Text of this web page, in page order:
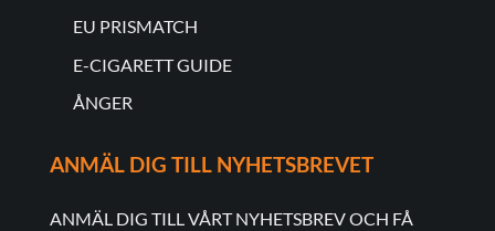
EU PRISMATCH
E-CIGARETT GUIDE
ÅNGER
ANMÄL DIG TILL NYHETSBREVET
ANMÄL DIG TILL VÅRT NYHETSBREV OCH FÅ